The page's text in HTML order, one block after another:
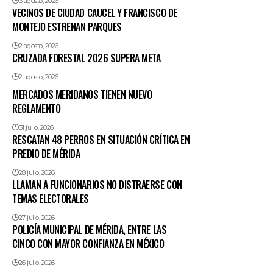
VECINOS DE CIUDAD CAUCEL Y FRANCISCO DE
MONTEJO ESTRENAN PARQUES
2 agosto, 2026
CRUZADA FORESTAL 2026 SUPERA META
2 agosto, 2026
MERCADOS MERIDANOS TIENEN NUEVO
REGLAMENTO
31 julio, 2026
RESCATAN 48 PERROS EN SITUACIÓN CRÍTICA EN
PREDIO DE MÉRIDA
28 julio, 2026
LLAMAN A FUNCIONARIOS NO DISTRAERSE CON
TEMAS ELECTORALES
27 julio, 2026
POLICÍA MUNICIPAL DE MÉRIDA, ENTRE LAS
CINCO CON MAYOR CONFIANZA EN MÉXICO
26 julio, 2026